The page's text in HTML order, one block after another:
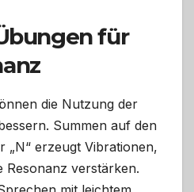
für
die Nutzung der
Summen auf den
„N“ erzeugt Vibrationen,
Resonanz verstärken.